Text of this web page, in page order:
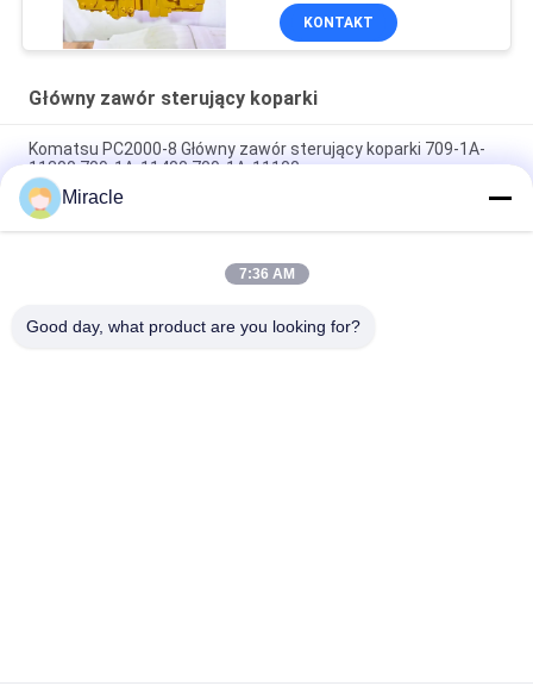
KONTAKT
Główny zawór sterujący koparki
Komatsu PC2000-8 Główny zawór sterujący koparki 709-1A-
11300 709-1A-11400 709-1A-11100
PC160LC-7 PC160-7 Wynęgarka z zawórami sterującymi
Komatsu, 723-57-16100 Główne części wykopalni
VOE14541591 Główny zawór sterujący koparki dla Volvo
Miracle
7:36 AM
Good day, what product are you looking for?